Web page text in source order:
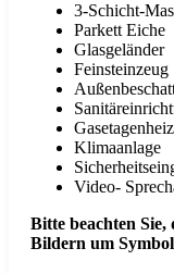
3-Schicht-
Parkett Eiche
Glasgeländer
Feinsteinzeug
Klimaanlage
Video-
Bitte beachten Sie,
Bildern um